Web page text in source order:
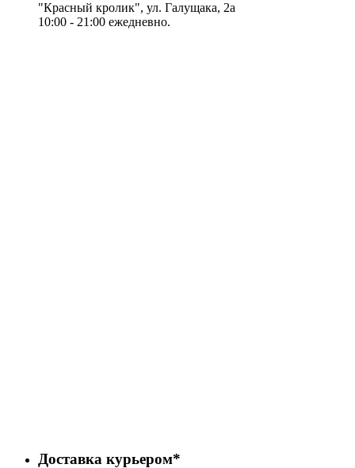
"Красный кролик", ул. Галущака, 2а
10:00 - 21:00 ежедневно.
Доставка курьером*